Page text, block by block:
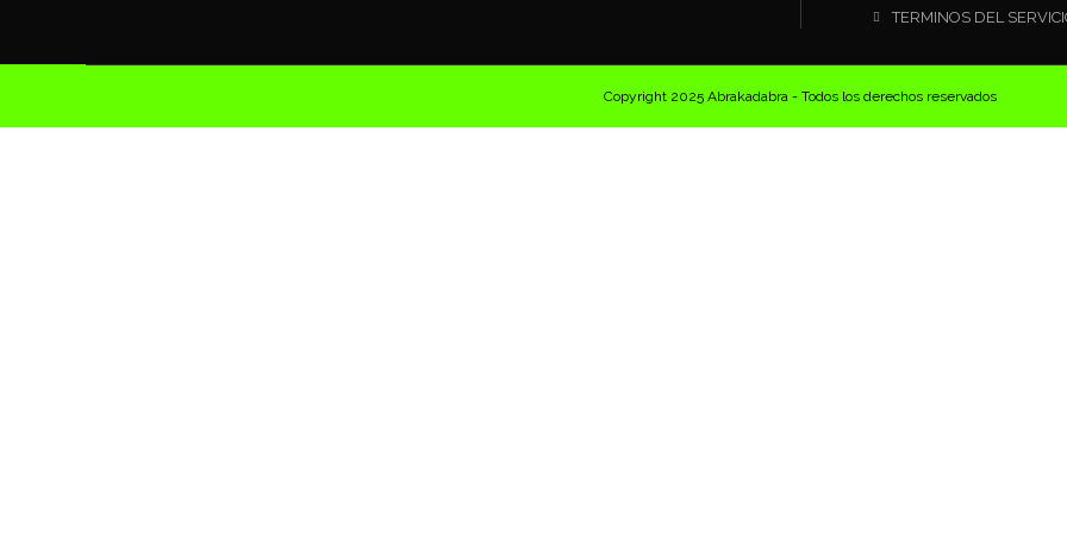
TERMINOS DEL
Copyright 2025 Abrakadabra - Todos los derechos reservados